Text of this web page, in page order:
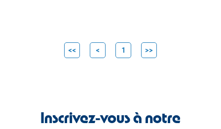
<< < 1 >>
Inscrivez-vous à notre